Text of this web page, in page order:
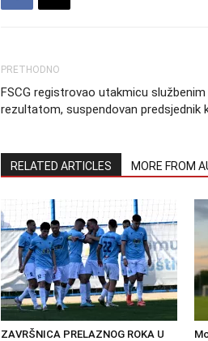
PRETHODNO
FSCG registrovao utakmicu službenim
rezultatom, suspendovan predsjednik
RELATED ARTICLES MORE FROM
ZAVRŠNICA PRELAZNOG ROKA U